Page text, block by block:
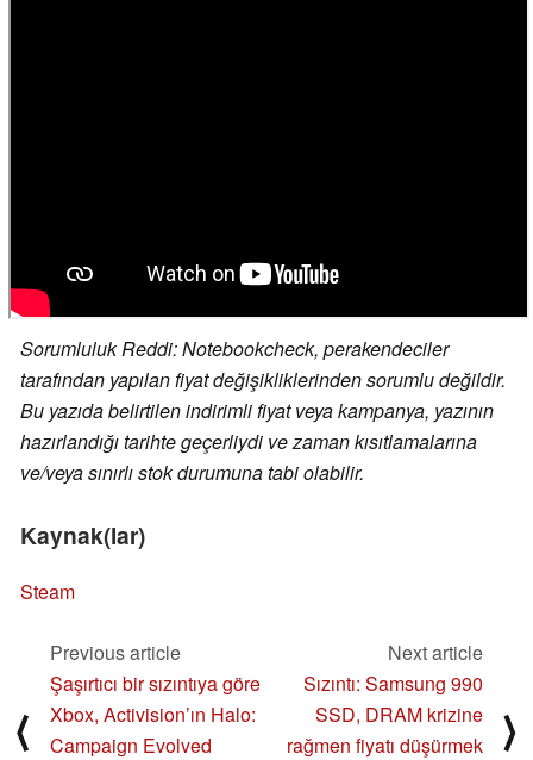
Sorumluluk Reddi: Notebookcheck, perakendeciler
tarafından yapılan fiyat değişikliklerinden sorumlu değildir.
Bu yazıda belirtilen indirimli fiyat veya kampanya, yazının
hazırlandığı tarihte geçerliydi ve zaman kısıtlamalarına
ve/veya sınırlı stok durumuna tabi olabilir.
Kaynak(lar)
Steam
⟨
Previous article
Şaşırtıcı bir sızıntıya göre
Xbox, Activision’ın Halo:
Campaign Evolved
Next article
Sızıntı: Samsung 990
SSD, DRAM krizine
rağmen fiyatı düşürmek
⟩